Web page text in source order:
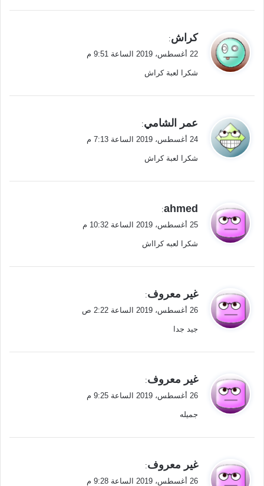
ي
ل
كراش:
22 أغسطس، 2019 الساعة 9:51 م
شكرا لعبة كراش
ي
ل
عمر الشامي:
24 أغسطس، 2019 الساعة 7:13 م
شكرا لعبة كراش
ي
ل
ahmed
:
25 أغسطس، 2019 الساعة 10:32 م
شكرا لعبه كرااش
ي
ل
غير معروف:
26 أغسطس، 2019 الساعة 2:22 ص
جيد جدا
ي
ل
غير معروف:
26 أغسطس، 2019 الساعة 9:25 م
جميله
ي
غير معروف:
26 أغسطس، 2019 الساعة 9:28 م